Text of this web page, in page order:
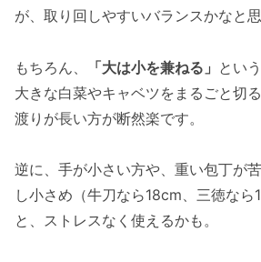
が、取り回しやすいバランスかなと思
もちろん、 「大は小を兼ねる」 とい
大きな白菜やキャベツをまるごと切
渡りが長い方が断然楽です。
逆に、手が小さい方や、重い包丁が
し小さめ（牛刀なら18cm、三徳なら
と、ストレスなく使えるかも。